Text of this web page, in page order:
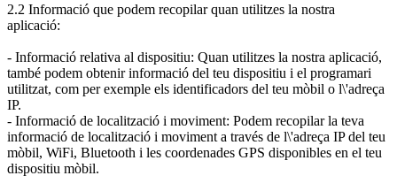
2.2 Informació que podem recopilar quan utilitzes la nostra
aplicació:
- Informació relativa al dispositiu: Quan utilitzes la nostra aplicació,
també podem obtenir informació del teu dispositiu i el programari
utilitzat, com per exemple els identificadors del teu mòbil o l\'adreça
IP.
- Informació de localització i moviment: Podem recopilar la teva
informació de localització i moviment a través de l\'adreça IP del teu
mòbil, WiFi, Bluetooth i les coordenades GPS disponibles en el teu
dispositiu mòbil.